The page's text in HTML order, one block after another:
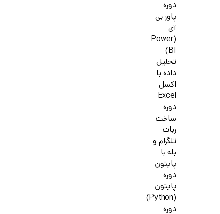
دوره
پاور بی
آی
(Power
BI)
تحلیل
داده با
اکسل
Excel
دوره
ساخت
ربات
تلگرام و
بله با
پایتون
دوره
پایتون
(Python)
دوره